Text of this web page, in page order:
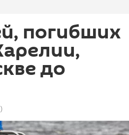
погибших
до
)